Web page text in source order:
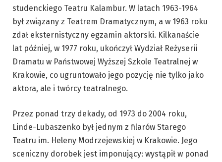
studenckiego Teatru Kalambur. W latach 1963-1964
był związany z Teatrem Dramatycznym, a w 1963 roku
zdał eksternistyczny egzamin aktorski. Kilkanaście
lat później, w 1977 roku, ukończył Wydział Reżyserii
Dramatu w Państwowej Wyższej Szkole Teatralnej w
Krakowie, co ugruntowało jego pozycję nie tylko jako
aktora, ale i twórcy teatralnego.
Przez ponad trzy dekady, od 1973 do 2004 roku,
Linde-Lubaszenko był jednym z filarów Starego
Teatru im. Heleny Modrzejewskiej w Krakowie. Jego
sceniczny dorobek jest imponujący: wystąpił w ponad